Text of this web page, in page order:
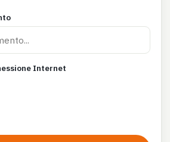
Internet